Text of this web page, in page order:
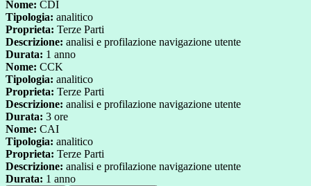
Nome: CDI
Tipologia: analitico
Proprieta: Terze Parti
Descrizione: analisi e profilazione navigazione utente
Durata: 1 anno
Nome: CCK
Tipologia: analitico
Proprieta: Terze Parti
Descrizione: analisi e profilazione navigazione utente
Durata: 3 ore
Nome: CAI
Tipologia: analitico
Proprieta: Terze Parti
Descrizione: analisi e profilazione navigazione utente
Durata: 1 anno